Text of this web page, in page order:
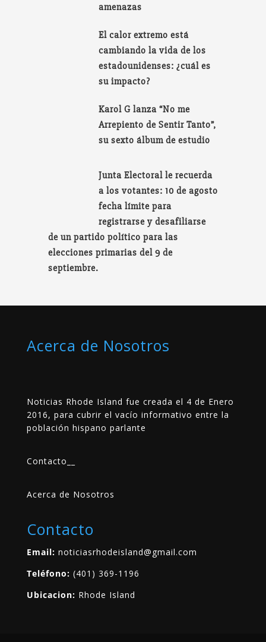
amenazas
El calor extremo está
cambiando la vida de los
estadounidenses: ¿cuál es
su impacto?
Karol G lanza “No me
Arrepiento de Sentir Tanto”,
su sexto álbum de estudio
Junta Electoral le recuerda
a los votantes: 10 de agosto
fecha límite para
registrarse y desafiliarse
de un partido político para las
elecciones primarias del 9 de
septiembre.
Acerca de Nosotros
Noticias Rhode Island fue creada el 4 de Enero
2016, para cubrir el vacío informativo entre la
población hispano parlante
Contacto
Acerca de Nosotros
Contacto
Email: noticiasrhodeisland@gmail.com
Teléfono: (401) 369-1196
Ubicacion: Rhode Island